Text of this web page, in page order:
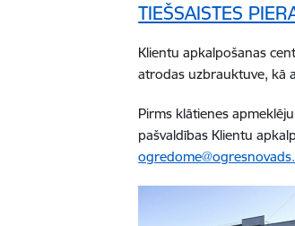
TIEŠSAISTES
Klientu apkalpošanas
atrodas uzbrauktuve, kā
Pirms klātienes
pašvaldības Klientu